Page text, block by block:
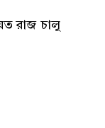
রাজ চালু